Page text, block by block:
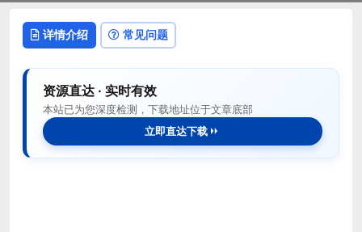
详情介绍 常见问题
资源直达 · 实时有效
本站已为您深度检测，下载地址位于文章底部
立即直达下载